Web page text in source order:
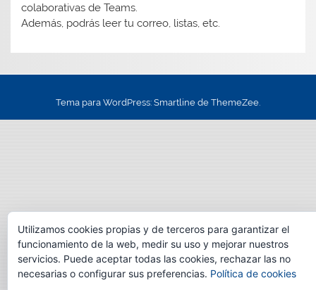
colaborativas de Teams.
Además, podrás leer tu correo, listas, etc.
Tema para WordPress: Smartline de ThemeZee.
Utilizamos cookies propias y de terceros para garantizar el
funcionamiento de la web, medir su uso y mejorar nuestros
servicios. Puede aceptar todas las cookies, rechazar las no
necesarias o configurar sus preferencias. Política de cookies